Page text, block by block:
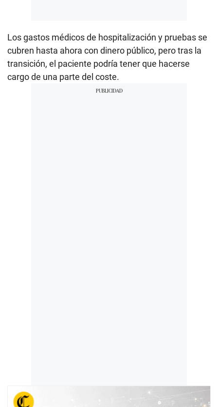
Los gastos médicos de hospitalización y pruebas se
cubren hasta ahora con dinero público, pero tras la
transición, el paciente podría tener que hacerse
cargo de una parte del coste.